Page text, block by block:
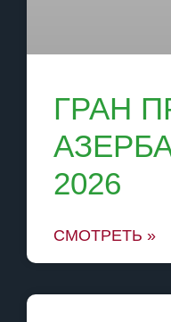
ГРАН
2026
СМОТРЕТЬ »